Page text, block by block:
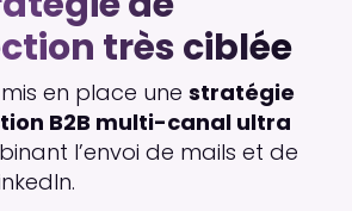
très ciblée
en place une stratégie
B2B multi-canal ultra
l’envoi de mails et de